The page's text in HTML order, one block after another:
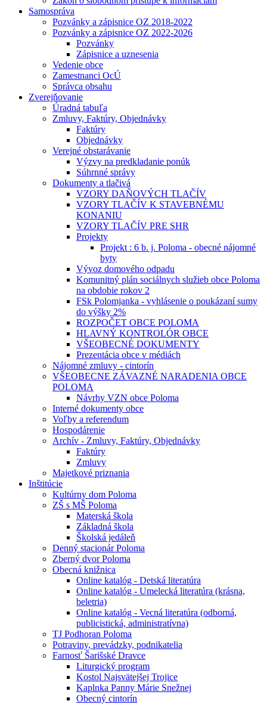
Samospráva
Pozvánky a zápisnice OZ 2018-2022
Pozvánky a zápisnice OZ 2022-2026
Pozvánky
Zápisnice a uznesenia
Vedenie obce
Zamestnanci OcÚ
Správca obsahu
Zverejňovanie
Úradná tabuľa
Zmluvy, Faktúry, Objednávky
Faktúry
Objednávky
Verejné obstarávanie
Výzvy na predkladanie ponúk
Súhrnné správy
Dokumenty a tlačivá
VZORY DAŇOVÝCH TLAČÍV
VZORY TLAČÍV K STAVEBNÉMU
KONANIU
VZORY TLAČÍV PRE SHR
Projekty
Projekt : 6 b. j. Poloma - obecné nájomné
byty
Vývoz domového odpadu
Komunitný plán sociálnych služieb obce Poloma
na obdobie rokov 2
FSk Polomjanka - vyhlásenie o poukázaní sumy
do výšky 2%
ROZPOČET OBCE POLOMA
HLAVNÝ KONTROLÓR OBCE
VŠEOBECNÉ DOKUMENTY
Prezentácia obce v médiách
Nájomné zmluvy - cintorín
VŠEOBECNE ZÁVAZNÉ NARADENIA OBCE
POLOMA
Návrhy VZN obce Poloma
Interné dokumenty obce
Voľby a referendum
Hospodárenie
Archív - Zmluvy, Faktúry, Objednávky
Faktúry
Zmluvy
Majetkové priznania
Inštitúcie
Kultúrny dom Poloma
ZŠ s MŠ Poloma
Materská škola
Základná škola
Školská jedáleň
Denný stacionár Poloma
Zberný dvor Poloma
Obecná knižnica
Online katalóg - Detská literatúra
Online katalóg - Umelecká literatúra (krásna,
beletria)
Online katalóg - Vecná literatúra (odborná,
publicistická, administratívna)
TJ Podhoran Poloma
Potraviny, prevádzky, podnikatelia
Farnosť Šarišské Dravce
Liturgický program
Kostol Najsvätejšej Trojice
Kaplnka Panny Márie Snežnej
Obecný cintorín